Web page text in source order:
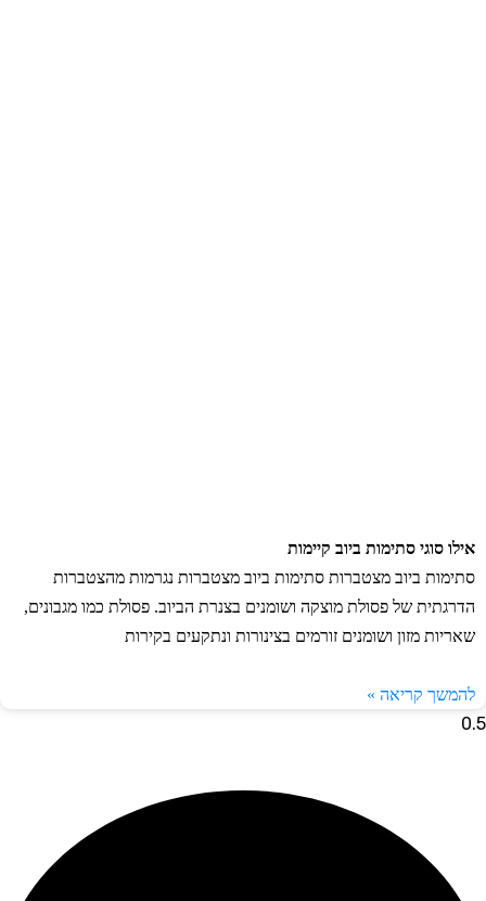
אילו סוגי סתימות ביוב קיימות
סתימות ביוב מצטברות סתימות ביוב מצטברות נגרמות מהצטברות
הדרגתית של פסולת מוצקה ושומנים בצנרת הביוב. פסולת כמו מגבונים,
שאריות מזון ושומנים זורמים בצינורות ונתקעים בקירות
להמשך קריאה »